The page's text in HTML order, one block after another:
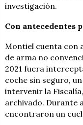
investigación.
Con antecedentes
Montiel cuenta con
de arma no
2021 fuera
coche sin seguro,
intervenir la
archivado. Durante
encontraron un